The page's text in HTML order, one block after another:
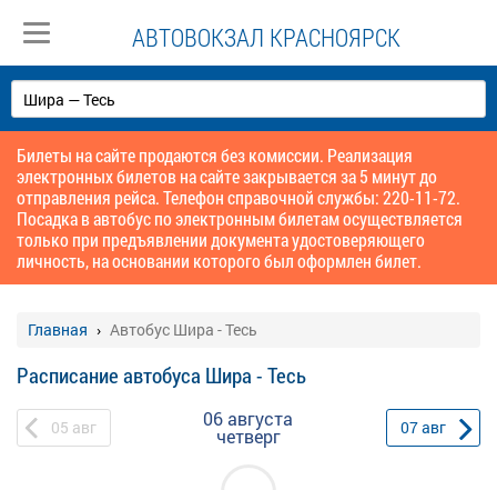
АВТОВОКЗАЛ КРАСНОЯРСК
Билеты на сайте продаются без комиссии. Реализация
электронных билетов на сайте закрывается за 5 минут до
отправления рейса. Телефон справочной службы: 220-11-72.
Посадка в автобус по электронным билетам осуществляется
только при предъявлении документа удостоверяющего
личность, на основании которого был оформлен билет.
Главная Автобус Шира - Тесь
Расписание автобуса Шира - Тесь
05 авг 06 августа
четверг 07авг